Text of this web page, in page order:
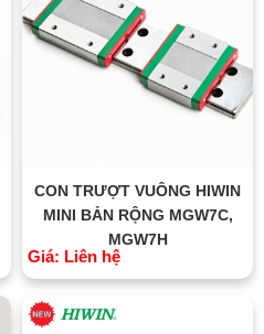
CON TRƯỢT VUÔNG HIWIN
MINI BẢN RỘNG MGW7C,
MGW7H
Giá: Liên hệ